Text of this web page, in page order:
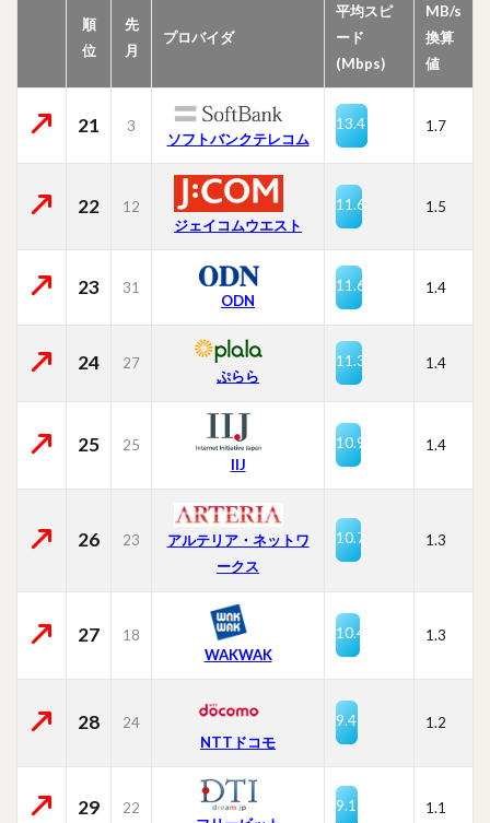
順
位
先
月
プロバイダ
平均スピ
ード
(Mbps)
MB/s
換算
値
21 3
ソフトバンクテレコム
13.4 1.7
22
12
ジェイコムウエスト
11.6 1.5
23 31
ODN
11.6 1.4
24 27
ぷらら
11.3 1.4
25
25
IIJ
10.9 1.4
26 23
アルテリア・ネットワ
ークス
10.7 1.3
27
18
WAKWAK
10.4 1.3
28
24
NTTドコモ
9.4 1.2
29
22
9.1 1.1